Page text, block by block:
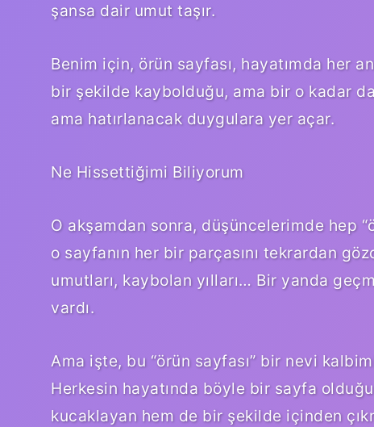
şansa dair umut taşır.
Benim için, örün sayfası, hayatımda her
bir şekilde kaybolduğu, ama bir o kadar
ama hatırlanacak duygulara yer açar.
Ne Hissettiğimi Biliyorum
O akşamdan sonra, düşüncelerimde hep
o sayfanın her bir parçasını tekrardan
umutları, kaybolan yılları… Bir yanda
vardı.
Ama işte, bu “örün sayfası” bir nevi
Herkesin hayatında böyle bir sayfa
kucaklayan hem de bir şekilde içinden